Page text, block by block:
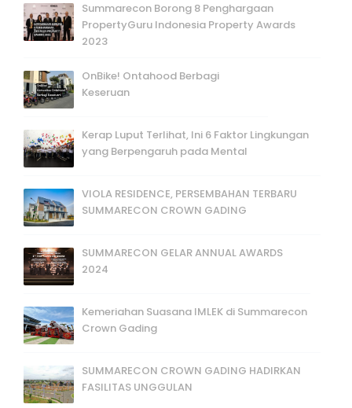
Summarecon Borong 8 Penghargaan
PropertyGuru Indonesia Property Awards
2023
OnBike! Ontahood Berbagi
Keseruan
Kerap Luput Terlihat, Ini 6 Faktor Lingkungan
yang Berpengaruh pada Mental
VIOLA RESIDENCE, PERSEMBAHAN TERBARU
SUMMARECON CROWN GADING
SUMMARECON GELAR ANNUAL AWARDS
2024
Kemeriahan Suasana IMLEK di Summarecon
Crown Gading
SUMMARECON CROWN GADING HADIRKAN
FASILITAS UNGGULAN